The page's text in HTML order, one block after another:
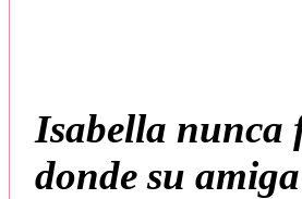
Isabella nunca
donde su